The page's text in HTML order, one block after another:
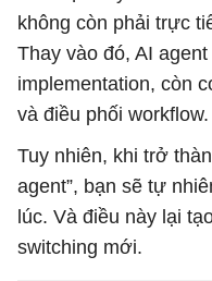
không còn phải trực
Thay vào đó, AI
implementation, còn
và điều phối workflow.
Tuy nhiên, khi trở
agent”, bạn sẽ tự
lúc. Và điều này lại
switching mới.